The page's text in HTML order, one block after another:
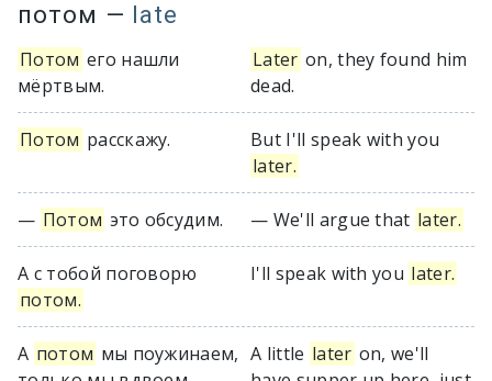
потом — late
Потом его нашли
мёртвым.
Later on, they found him
dead.
Потом расскажу.
But I'll speak with you
later.
— Потом это обсудим. — We'll argue that later.
А с тобой поговорю
потом.
I'll speak with you later.
А потом мы поужинаем, A little later on, we'll